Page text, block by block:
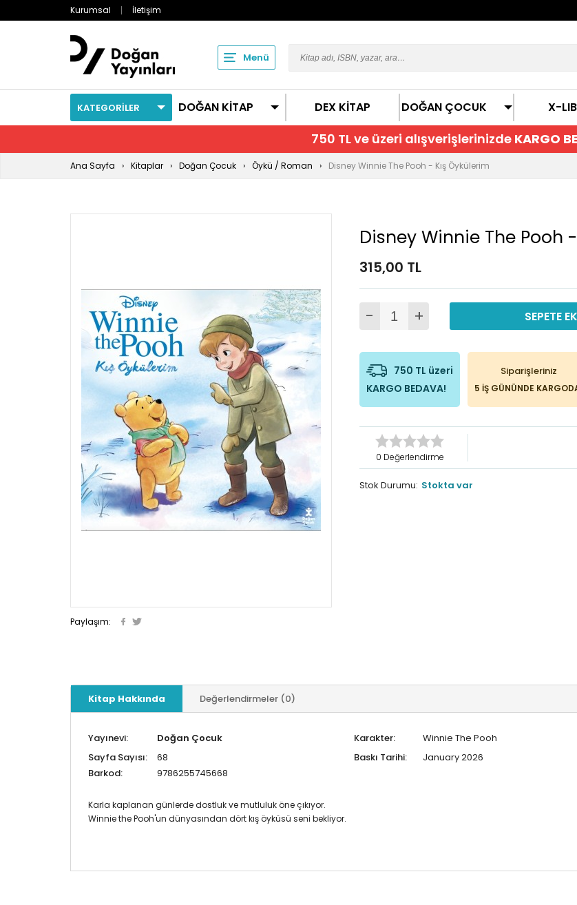
Kurumsal İletişim
Menü
KATEGORİLER DOĞAN KİTAP DEX KİTAP DOĞAN ÇOCUK X-
750 TL ve üzeri alışverişlerinizde KARGO
Ana Sayfa Kitaplar Doğan Çocuk Öykü / Roman Disney Winnie The Pooh - Kış Öykülerim
Paylaşım:
Disney Winnie The Pooh
315,00 TL
- + SEPETE
750 TL üzeri
KARGO BEDAVA!
Siparişleriniz
5 İŞ GÜNÜNDE
0 Değerlendirme
Stok Durumu: Stokta var
Kitap Hakkında Değerlendirmeler (0)
Yayınevi: Doğan Çocuk Karakter: Winnie The Pooh
Sayfa Sayısı:
68 Baskı Tarihi: January 2026
Barkod:
9786255745668
Karla kaplanan günlerde dostluk ve mutluluk öne çıkıyor.
Winnie the Pooh'un dünyasından dört kış öyküsü seni bekliyor.